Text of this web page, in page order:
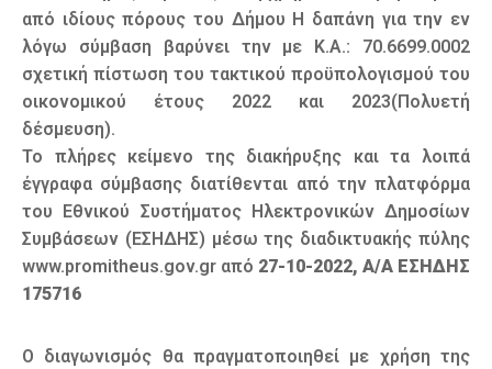
από ιδίους πόρους του Δήμου Η δαπάνη για την εν
λόγω σύμβαση βαρύνει την με Κ.Α.: 70.6699.0002
σχετική πίστωση του τακτικού προϋπολογισμού του
οικονομικού έτους 2022 και 2023(Πολυετή
δέσμευση).
Το πλήρες κείμενο της διακήρυξης και τα λοιπά
έγγραφα σύμβασης διατίθενται από την πλατφόρμα
του Εθνικού Συστήματος Ηλεκτρονικών Δημοσίων
Συμβάσεων (ΕΣΗΔΗΣ) μέσω της διαδικτυακής πύλης
www.promitheus.gov.gr από 27-10-2022, Α/Α ΕΣΗΔΗΣ
175716
Ο διαγωνισμός θα πραγματοποιηθεί με χρήση της